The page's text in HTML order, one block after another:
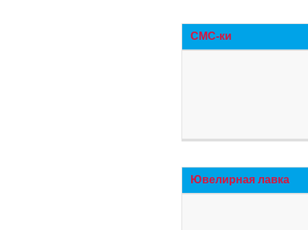
СМС-ки
Ювелирная лавка